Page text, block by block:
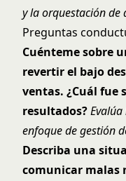
y la orquestación de
Preguntas
Cuénteme sobre
revertir el bajo
ventas. ¿Cuál fue
resultados?
enfoque de gestión
Describa una
comunicar malas